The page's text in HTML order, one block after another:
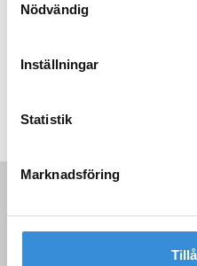
Nödvändig
Inställningar
Statistik
Marknadsföring
FRÅGA OSS OM PRODUKTEN
SPECIFIKATIONER
INFORMATION